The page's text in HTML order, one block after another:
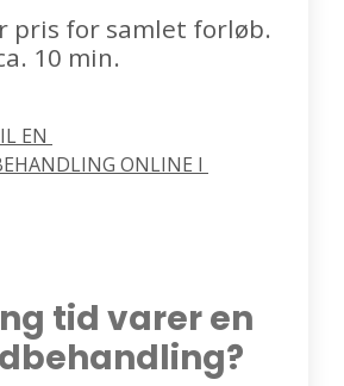
pris for samlet forløb.
10 min.
EN
ONLINE I
tid varer en